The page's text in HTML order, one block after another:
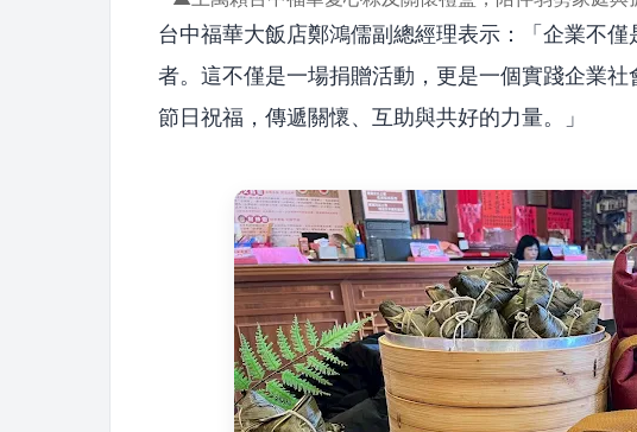
台中福華大飯店鄭鴻儒副總經理表示：「企業不
者。這不僅是一場捐贈活動，更是一個實踐企業
節日祝福，傳遞關懷、互助與共好的力量。」